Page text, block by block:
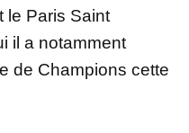
le Paris Saint
il a notamment
de Champions cette